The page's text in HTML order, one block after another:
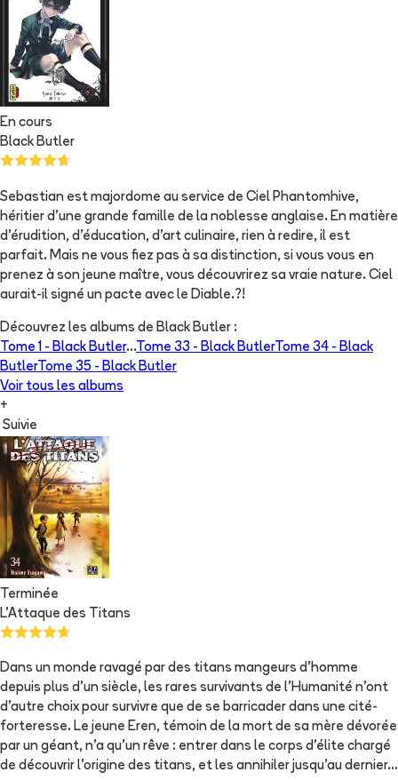
En cours
Black Butler
Sebastian est majordome au service de Ciel Phantomhive,
héritier d'une grande famille de la noblesse anglaise. En matière
d'érudition, d'éducation, d'art culinaire, rien à redire, il est
parfait. Mais ne vous fiez pas à sa distinction, si vous vous en
prenez à son jeune maître, vous découvrirez sa vraie nature. Ciel
aurait-il signé un pacte avec le Diable.?!
Découvrez les albums de Black Butler :
Tome 1 - Black Butler...Tome 33 - Black ButlerTome 34 - Black
ButlerTome 35 - Black Butler
Voir tous les albums
+
Suivie
Terminée
L'Attaque des Titans
Dans un monde ravagé par des titans mangeurs d’homme
depuis plus d’un siècle, les rares survivants de l’Humanité n’ont
d’autre choix pour survivre que de se barricader dans une cité-
forteresse. Le jeune Eren, témoin de la mort de sa mère dévorée
par un géant, n’a qu'un rêve : entrer dans le corps d’élite chargé
de découvrir l’origine des titans, et les annihiler jusqu'au dernier…